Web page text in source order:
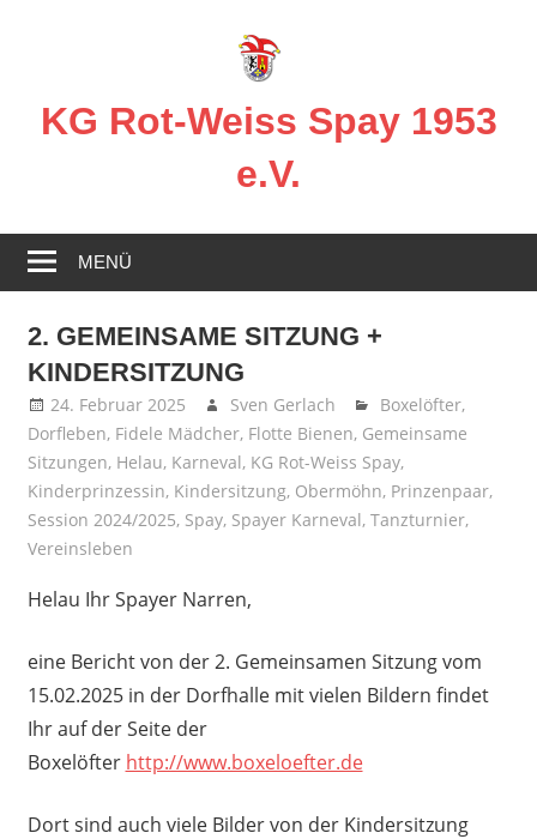
KG Rot-Weiss Spay 1953
e.V.
in
Spay!
MENÜ
2. GEMEINSAME SITZUNG +
KINDERSITZUNG
24. Februar 2025 Sven Gerlach Boxelöfter,
Dorfleben, Fidele Mädcher, Flotte Bienen, Gemeinsame
Sitzungen, Helau, Karneval, KG Rot-Weiss Spay,
Kinderprinzessin, Kindersitzung, Obermöhn, Prinzenpaar,
Session 2024/2025, Spay, Spayer Karneval, Tanzturnier,
Vereinsleben
Helau Ihr Spayer Narren,
eine Bericht von der 2. Gemeinsamen Sitzung vom
15.02.2025 in der Dorfhalle mit vielen Bildern findet
Ihr auf der Seite der
Boxelöfter http://www.boxeloefter.de
Dort sind auch viele Bilder von der Kindersitzung